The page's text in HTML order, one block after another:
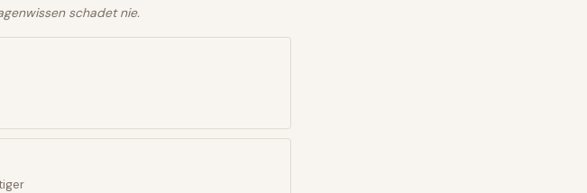
schadet nie.